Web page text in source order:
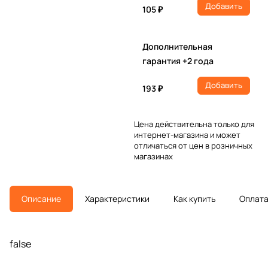
105 ₽ Добавить
Дополнительная
гарантия +2 года
193 ₽ Добавить
Цена действительна только для
интернет-магазина и может
отличаться от цен в розничных
магазинах
Описание Характеристики Как купить Оплата
false